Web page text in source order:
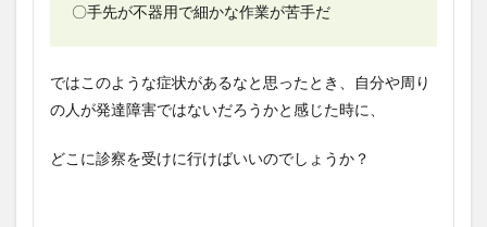
〇手先が不器用で細かな作業が苦手だ
ではこのような症状があるなと思ったとき、自分や周り
の人が発達障害ではないだろうかと感じた時に、
どこに診察を受けに行けばいいのでしょうか？